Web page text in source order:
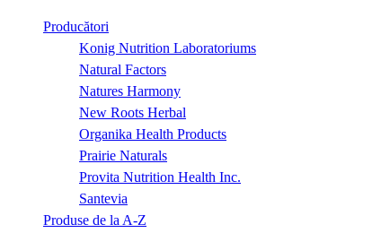
Producători
Konig Nutrition Laboratoriums
Natural Factors
Natures Harmony
New Roots Herbal
Organika Health Products
Prairie Naturals
Provita Nutrition Health Inc.
Santevia
Produse de la A-Z